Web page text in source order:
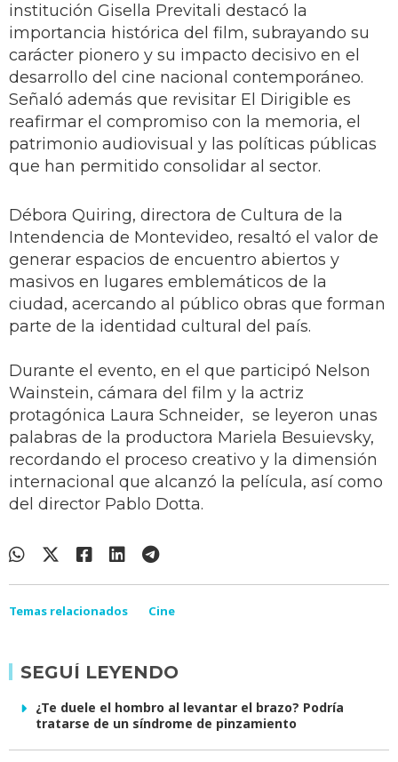
institución Gisella Previtali destacó la
importancia histórica del film, subrayando su
carácter pionero y su impacto decisivo en el
desarrollo del cine nacional contemporáneo.
Señaló además que revisitar El Dirigible es
reafirmar el compromiso con la memoria, el
patrimonio audiovisual y las políticas públicas
que han permitido consolidar al sector.
Débora Quiring, directora de Cultura de la
Intendencia de Montevideo, resaltó el valor de
generar espacios de encuentro abiertos y
masivos en lugares emblemáticos de la
ciudad, acercando al público obras que forman
parte de la identidad cultural del país.
Durante el evento, en el que participó Nelson
Wainstein, cámara del film y la actriz
protagónica Laura Schneider, se leyeron unas
palabras de la productora Mariela Besuievsky,
recordando el proceso creativo y la dimensión
internacional que alcanzó la película, así como
del director Pablo Dotta.
Temas relacionados Cine
SEGUÍ LEYENDO
¿Te duele el hombro al levantar el brazo? Podría
tratarse de un síndrome de pinzamiento